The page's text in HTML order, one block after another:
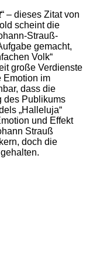
“ – dieses Zitat von
scheint die
Strauß-
gemacht,
Volk“
große Verdienste
Emotion im
dass die
des Publikums
„Halleluja“
und Effekt
Strauß
doch die